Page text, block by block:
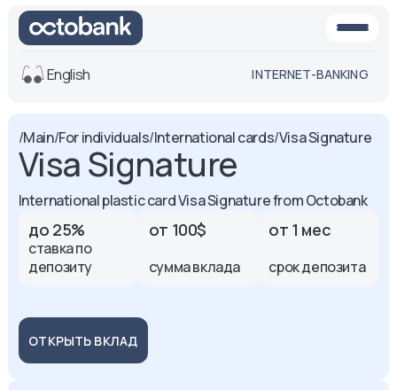
View
Default
version
White-black
version
Voice
Font size
Aa -
English INTERNET-BANKING
/Main/For individuals/International cards/Visa Signature
Visa Signature
International plastic card Visa Signature from Octobank
до 25%
ставка по
депозиту
от 100$
сумма вклада
от 1 мес
срок депозита
ОТКРЫТЬ ВКЛАД